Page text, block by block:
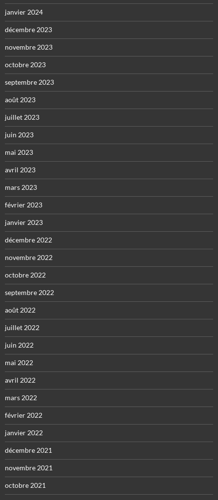
janvier 2024
décembre 2023
novembre 2023
octobre 2023
septembre 2023
août 2023
juillet 2023
juin 2023
mai 2023
avril 2023
mars 2023
février 2023
janvier 2023
décembre 2022
novembre 2022
octobre 2022
septembre 2022
août 2022
juillet 2022
juin 2022
mai 2022
avril 2022
mars 2022
février 2022
janvier 2022
décembre 2021
novembre 2021
octobre 2021